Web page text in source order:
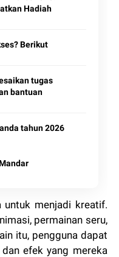
Hadiah
Berikut
tugas
bantuan
tahun 2026
untuk menjadi kreatif.
permainan seru,
itu, pengguna dapat
efek yang mereka